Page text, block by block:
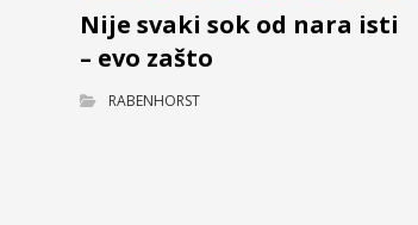
Nije svaki sok od nara isti
– evo zašto
RABENHORST